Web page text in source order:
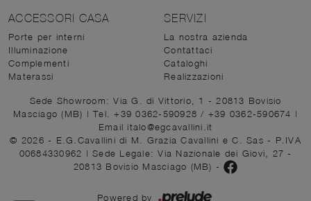
ACCESSORI CASA
Porte per interni
Illuminazione
Complementi
Materassi
SERVIZI
La nostra azienda
Contattaci
Cataloghi
Realizzazioni
Sede Showroom: Via G. di Vittorio, 1 - 20813 Bovisio
Masciago (MB) | Tel. +39 0362-590928/ +39 0362-590674 |
Email italo@egcavallini.it
© 2026 - E.G.Cavallini di M. Grazia Cavallini e C. Sas - P.IVA
00684330962 | Sede Legale: Via Nazionale dei Giovi, 27 -
20813 Bovisio Masciago (MB) -
Powered by